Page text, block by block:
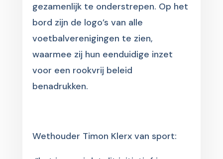
gezamenlijk te onderstrepen. Op het
bord zijn de logo’s van alle
voetbalverenigingen te zien,
waarmee zij hun eenduidige inzet
voor een rookvrij beleid
benadrukken.
Wethouder Timon Klerx van sport: